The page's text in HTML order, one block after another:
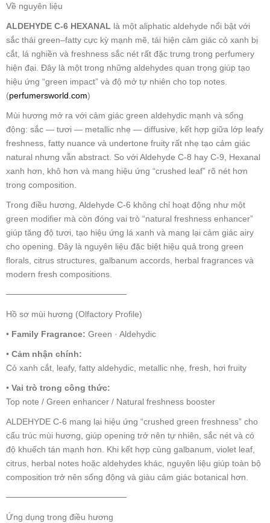
Về nguyên liệu
ALDEHYDE C-6 HEXANAL là một aliphatic aldehyde nổi bật với
sắc thái green–fatty cực kỳ mạnh mẽ, tái hiện cảm giác cỏ xanh bị
cắt, lá nghiền và freshness sắc nét rất đặc trưng trong perfumery
hiện đại. Đây là một trong những aldehydes quan trọng giúp tạo
hiệu ứng “green impact” và độ mở tự nhiên cho top notes.
(perfumersworld.com)
Mùi hương mở ra với cảm giác green aldehydic mạnh và sống
động: sắc — tươi — metallic nhẹ — diffusive, kết hợp giữa lớp leafy
freshness, fatty nuance và undertone fruity rất nhẹ tạo cảm giác
natural nhưng vẫn abstract. So với Aldehyde C-8 hay C-9, Hexanal
xanh hơn, khô hơn và mang hiệu ứng “crushed leaf” rõ nét hơn
trong composition.
Trong điều hương, Aldehyde C-6 không chỉ hoạt động như một
green modifier mà còn đóng vai trò “natural freshness enhancer”
giúp tăng độ tươi, tạo hiệu ứng lá xanh và mang lại cảm giác airy
cho opening. Đây là nguyên liệu đặc biệt hiệu quả trong green
florals, citrus structures, galbanum accords, herbal fragrances và
modern fresh compositions.
────────────────────
Hồ sơ mùi hương (Olfactory Profile)
• Family Fragrance: Green · Aldehydic
• Cảm nhận chính:
Cỏ xanh cắt, leafy, fatty aldehydic, metallic nhẹ, fresh, hơi fruity
• Vai trò trong công thức:
Top note / Green enhancer / Natural freshness booster
ALDEHYDE C-6 mang lại hiệu ứng “crushed green freshness” cho
cấu trúc mùi hương, giúp opening trở nên tự nhiên, sắc nét và có
độ khuếch tán mạnh hơn. Khi kết hợp cùng galbanum, violet leaf,
citrus, herbal notes hoặc aldehydes khác, nguyên liệu giúp toàn bộ
composition trở nên sống động và giàu cảm giác botanical hơn.
────────────────────
Ứng dụng trong điều hương